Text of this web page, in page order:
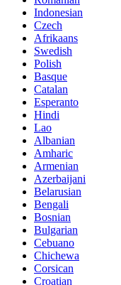
Indonesian
Czech
Afrikaans
Swedish
Polish
Basque
Catalan
Esperanto
Hindi
Lao
Albanian
Amharic
Armenian
Azerbaijani
Belarusian
Bengali
Bosnian
Bulgarian
Cebuano
Chichewa
Corsican
Croatian